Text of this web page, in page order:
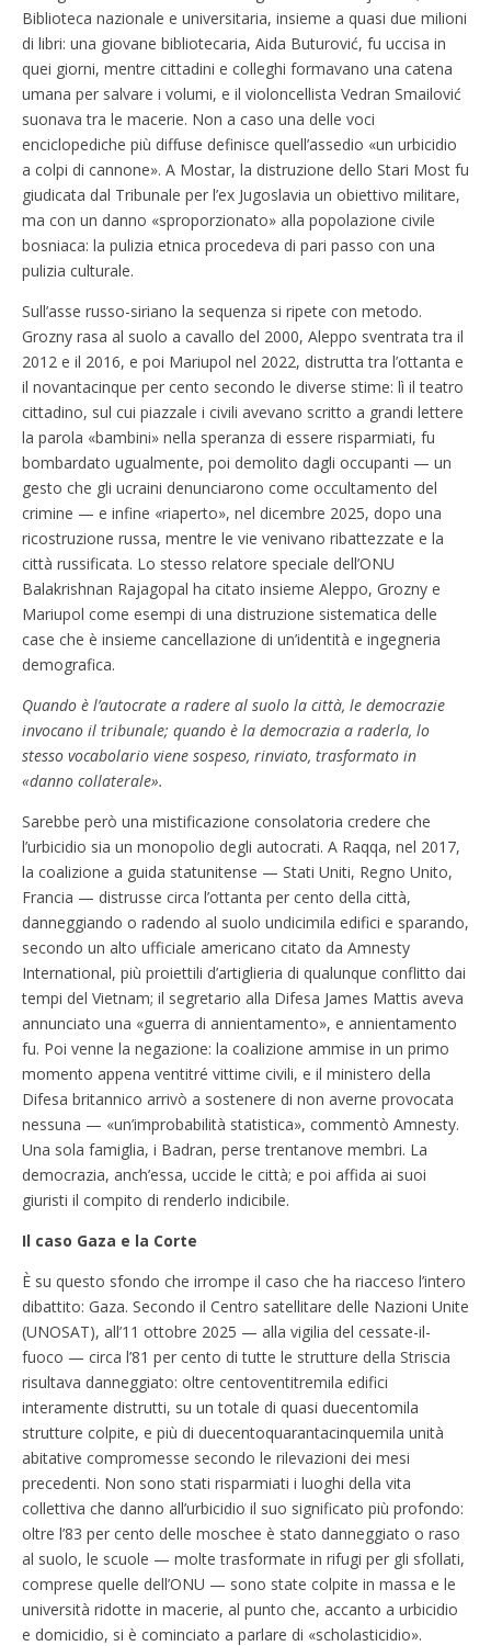
Biblioteca nazionale e universitaria, insieme a quasi due milioni
di libri: una giovane bibliotecaria, Aida Buturović, fu uccisa in
quei giorni, mentre cittadini e colleghi formavano una catena
umana per salvare i volumi, e il violoncellista Vedran Smailović
suonava tra le macerie. Non a caso una delle voci
enciclopediche più diffuse definisce quell’assedio «un urbicidio
a colpi di cannone». A Mostar, la distruzione dello Stari Most fu
giudicata dal Tribunale per l’ex Jugoslavia un obiettivo militare,
ma con un danno «sproporzionato» alla popolazione civile
bosniaca: la pulizia etnica procedeva di pari passo con una
pulizia culturale.
Sull’asse russo-siriano la sequenza si ripete con metodo.
Grozny rasa al suolo a cavallo del 2000, Aleppo sventrata tra il
2012 e il 2016, e poi Mariupol nel 2022, distrutta tra l’ottanta e
il novantacinque per cento secondo le diverse stime: lì il teatro
cittadino, sul cui piazzale i civili avevano scritto a grandi lettere
la parola «bambini» nella speranza di essere risparmiati, fu
bombardato ugualmente, poi demolito dagli occupanti — un
gesto che gli ucraini denunciarono come occultamento del
crimine — e infine «riaperto», nel dicembre 2025, dopo una
ricostruzione russa, mentre le vie venivano ribattezzate e la
città russificata. Lo stesso relatore speciale dell’ONU
Balakrishnan Rajagopal ha citato insieme Aleppo, Grozny e
Mariupol come esempi di una distruzione sistematica delle
case che è insieme cancellazione di un’identità e ingegneria
demografica.
Quando è l’autocrate a radere al suolo la città, le democrazie
invocano il tribunale; quando è la democrazia a raderla, lo
stesso vocabolario viene sospeso, rinviato, trasformato in
«danno collaterale».
Sarebbe però una mistificazione consolatoria credere che
l’urbicidio sia un monopolio degli autocrati. A Raqqa, nel 2017,
la coalizione a guida statunitense — Stati Uniti, Regno Unito,
Francia — distrusse circa l’ottanta per cento della città,
danneggiando o radendo al suolo undicimila edifici e sparando,
secondo un alto ufficiale americano citato da Amnesty
International, più proiettili d’artiglieria di qualunque conflitto dai
tempi del Vietnam; il segretario alla Difesa James Mattis aveva
annunciato una «guerra di annientamento», e annientamento
fu. Poi venne la negazione: la coalizione ammise in un primo
momento appena ventitré vittime civili, e il ministero della
Difesa britannico arrivò a sostenere di non averne provocata
nessuna — «un’improbabilità statistica», commentò Amnesty.
Una sola famiglia, i Badran, perse trentanove membri. La
democrazia, anch’essa, uccide le città; e poi affida ai suoi
giuristi il compito di renderlo indicibile.
Il caso Gaza e la Corte
È su questo sfondo che irrompe il caso che ha riacceso l’intero
dibattito: Gaza. Secondo il Centro satellitare delle Nazioni Unite
(UNOSAT), all’11 ottobre 2025 — alla vigilia del cessate-il-
fuoco — circa l’81 per cento di tutte le strutture della Striscia
risultava danneggiato: oltre centoventitremila edifici
interamente distrutti, su un totale di quasi duecentomila
strutture colpite, e più di duecentoquarantacinquemila unità
abitative compromesse secondo le rilevazioni dei mesi
precedenti. Non sono stati risparmiati i luoghi della vita
collettiva che danno all’urbicidio il suo significato più profondo:
oltre l’83 per cento delle moschee è stato danneggiato o raso
al suolo, le scuole — molte trasformate in rifugi per gli sfollati,
comprese quelle dell’ONU — sono state colpite in massa e le
università ridotte in macerie, al punto che, accanto a urbicidio
e domicidio, si è cominciato a parlare di «scholasticidio».